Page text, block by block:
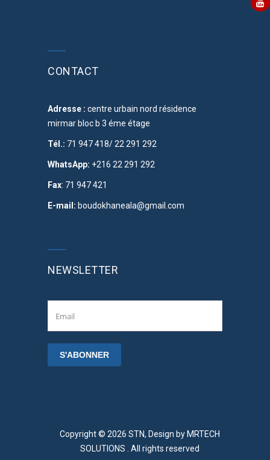
CONTACT
Adresse : centre urbain nord résidence
mirmar bloc b 3 éme étage
Tél.: 71 947 418/ 22 291 292
WhatsApp: +216 22 291 292
Fax: 71 947 421
E-mail: boudokhaneala@gmail.com
NEWSLETTER
Copyright © 2026 STN, Design by MRTECH
SOLUTIONS . All rights reserved